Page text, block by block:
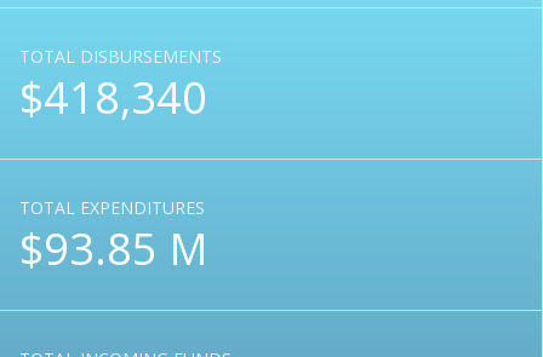
TOTAL DISBURSEMENTS
$418,340
TOTAL EXPENDITURES
$93.85 M